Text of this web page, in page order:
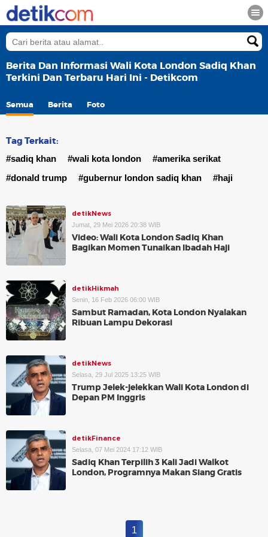
Berita Dan Informasi Wali Kota London Sadiq Khan
Terkini Dan Terbaru Hari Ini - Detikcom
Semua Berita Foto
Tag Terkait:
#sadiq khan #wali kota london
#amerika serikat
#donald trump
#gubernur london sadiq khan #haji
detikNews
Jumat, 29 Mei 2026 20:38 WIB
Video: Wali Kota London Sadiq Khan
Bagikan Momen Tunaikan Ibadah Haji
detikHikmah
Senin, 16 Feb 2026 06:00 WIB
Sambut Ramadan, Kota London Nyalakan
Ribuan Lampu Dekorasi
detikNews
Selasa, 29 Jul 2025 13:25 WIB
Trump Jelek-jelekkan Wali Kota London di
Depan PM Inggris
detikFinance
Selasa, 07 Mei 2024 17:12 WIB
Sadiq Khan Terpilih 3 Kali Jadi Walkot
London, Programnya Makan Siang Gratis
1